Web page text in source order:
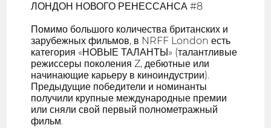
ЛОНДОН НОВОГО РЕНЕССАНСА #8
Помимо большого количества британских и
зарубежных фильмов, в NRFF London есть
категория «НОВЫЕ ТАЛАНТЫ» (талантливые
режиссеры поколения Z, дебютные или
начинающие карьеру в киноиндустрии).
Предыдущие победители и номинанты
получили крупные международные премии
или сняли свой первый полнометражный
фильм.